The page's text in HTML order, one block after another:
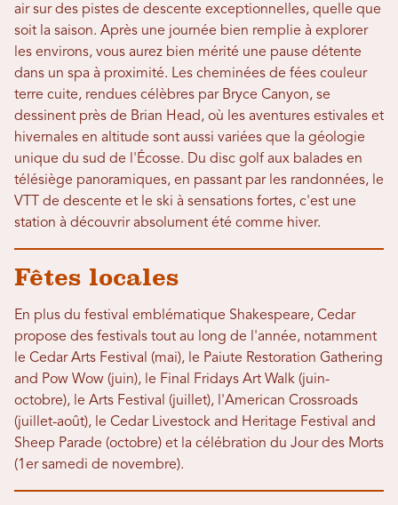
air sur des pistes de descente exceptionnelles, quelle que
soit la saison. Après une journée bien remplie à explorer
les environs, vous aurez bien mérité une pause détente
dans un spa à proximité. Les cheminées de fées couleur
terre cuite, rendues célèbres par Bryce Canyon, se
dessinent près de Brian Head, où les aventures estivales et
hivernales en altitude sont aussi variées que la géologie
unique du sud de l'Écosse. Du disc golf aux balades en
télésiège panoramiques, en passant par les randonnées, le
VTT de descente et le ski à sensations fortes, c'est une
station à découvrir absolument été comme hiver.
Fêtes locales
En plus du festival emblématique Shakespeare, Cedar
propose des festivals tout au long de l'année, notamment
le Cedar Arts Festival (mai), le Paiute Restoration Gathering
and Pow Wow (juin), le Final Fridays Art Walk (juin-
octobre), le Arts Festival (juillet), l'American Crossroads
(juillet-août), le Cedar Livestock and Heritage Festival and
Sheep Parade (octobre) et la célébration du Jour des Morts
(1er samedi de novembre).